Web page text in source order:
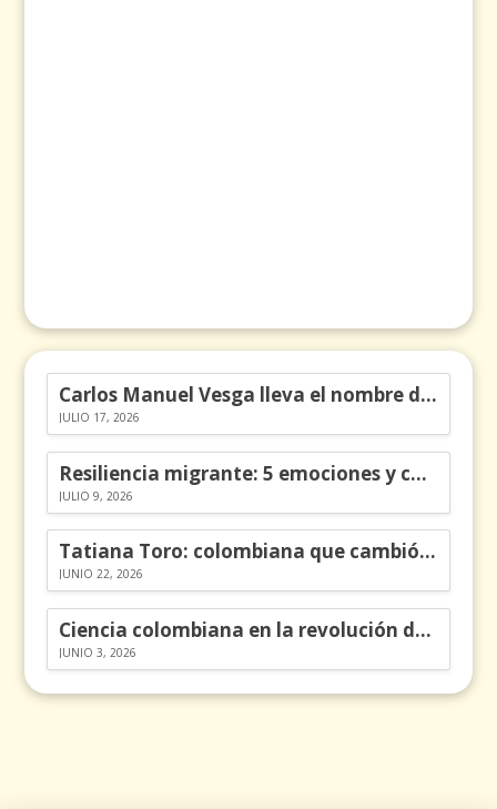
Carlos Manuel Vesga lleva el nombre de Colombia a los Emmy
JULIO 17, 2026
Resiliencia migrante: 5 emociones y cómo gestionarlas
JULIO 9, 2026
Tatiana Toro: colombiana que cambió la historia de las matemáticas
JUNIO 22, 2026
Ciencia colombiana en la revolución de los órganos en chips
JUNIO 3, 2026